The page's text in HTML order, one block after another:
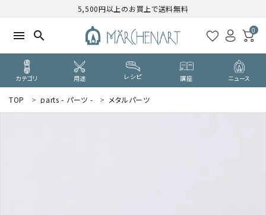
5,500円以上のお買上で送料無料
menu search 0
カテゴリ 用途 レシピ 講座 ニュース
search
TOP parts - パーツ - メタルパーツ